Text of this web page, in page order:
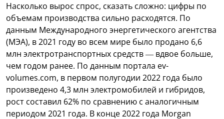
Насколько вырос спрос, сказать сложно: цифры по
объемам производства сильно расходятся. По
данным Международного энергетического агентства
(МЭА), в 2021 году во всем мире было продано 6,6
млн электротранспортных средств — вдвое больше,
чем годом ранее. По данным портала ev-
volumes.com, в первом полугодии 2022 года было
произведено 4,3 млн электромобилей и гибридов,
рост составил 62% по сравнению с аналогичным
периодом 2021 года. В конце 2022 года Morgan